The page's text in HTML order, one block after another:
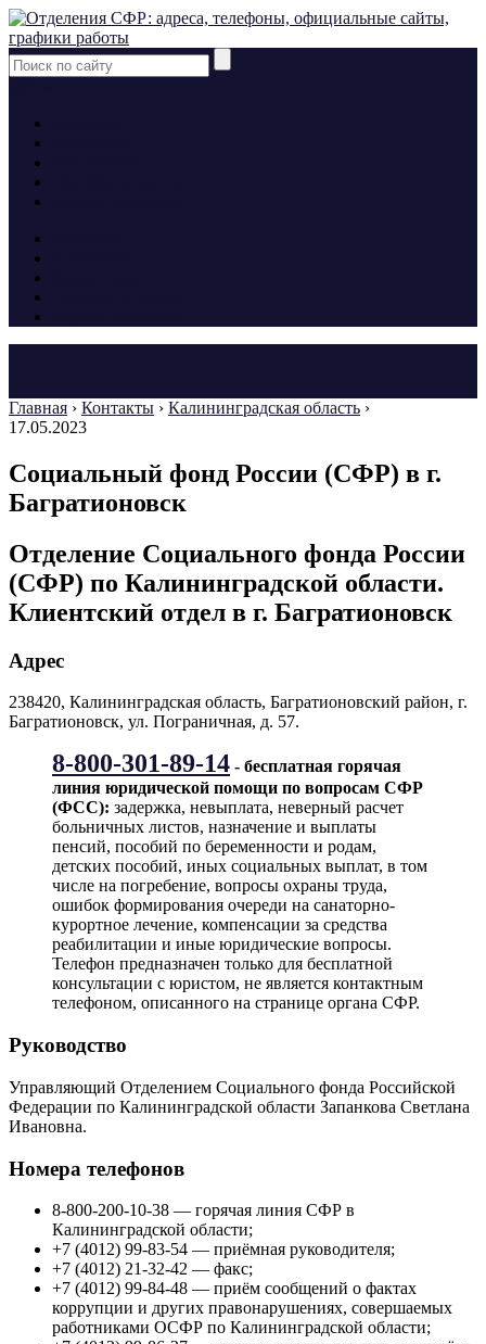
Главная › Контакты › Калининградская область ›
17.05.2023
Социальный фонд России (СФР) в г.
Багратионовск
Отделение Социального фонда России
(СФР) по Калининградской области.
Клиентский отдел в г. Багратионовск
Адрес
238420, Калининградская область, Багратионовский район, г.
Багратионовск, ул. Пограничная, д. 57.
8-800-301-89-14 - бесплатная горячая
линия юридической помощи по вопросам CФР
(ФСС): задержка, невыплата, неверный расчет
больничных листов, назначение и выплаты
пенсий, пособий по беременности и родам,
детских пособий, иных социальных выплат, в том
числе на погребение, вопросы охраны труда,
ошибок формирования очереди на санаторно-
курортное лечение, компенсации за средства
реабилитации и иные юридические вопросы.
Телефон предназначен только для бесплатной
консультации с юристом, не является контактным
телефоном, описанного на странице органа СФР.
Руководство
Управляющий Отделением Социального фонда Российской
Федерации по Калининградской области Запанкова Светлана
Ивановна.
Номера телефонов
8-800-200-10-38 — горячая линия СФР в
Калининградской области;
+7 (4012) 99-83-54 — приёмная руководителя;
+7 (4012) 21-32-42 — факс;
+7 (4012) 99-84-48 — приём сообщений о фактах
коррупции и других правонарушениях, совершаемых
работниками ОСФР по Калининградской области;